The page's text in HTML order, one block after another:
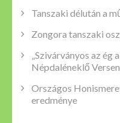
Tanszaki délután a
Zongora tanszaki
„Szivárványos az ég
Népdaléneklő
Országos
eredménye